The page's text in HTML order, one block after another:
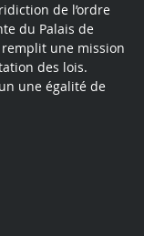
de l’ordre
du Palais de
une mission
des lois.
une égalité de